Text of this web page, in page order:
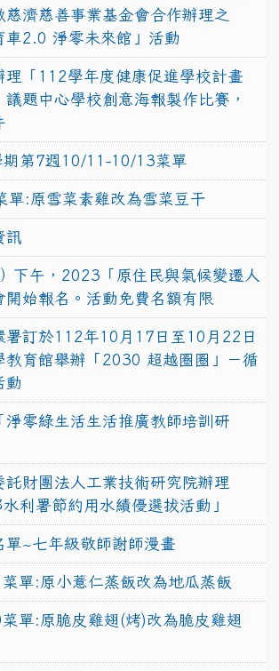
慈濟慈善事業基金會合作辦理之
車2.0 淨零未來館」活動
理「112學年度健康促進學校計畫
題中心學校創意海報製作比賽，
期第7週10/11-10/13菜單
單:原雪菜素雞改為雪菜豆干
訊
下午，2023「原住民與氣候變遷人
開始報名。活動免費名額有限
署訂於112年10月17日至10月22日
教育館舉辦「2030 超越圈圈」－循
動
淨零綠生活生活推廣教師培訓研
託財團法人工業技術研究院辦理
利署節約用水績優選拔活動」
單~七年級敬師謝師漫畫
單:原小薏仁蒸飯改為地瓜蒸飯
單:原脆皮雞翅(烤)改為脆皮雞翅